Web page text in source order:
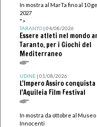
In mostra al MarTa fino al 10
2027
">
TARANTO| 04/08/2026
Essere atleti nel mondo
Taranto, per i Giochi del
Mediterraneo
UDINE| 01/08/2026
L'Impero Assiro conquista
l'Aquileia Film Festival
In mostra da ottobre al Museo
Innocenti